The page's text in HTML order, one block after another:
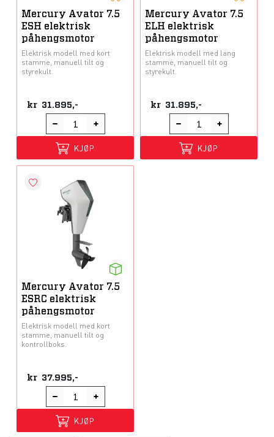
Mercury Avator 7.5
ESH elektrisk
påhengsmotor
Elektrisk modell med kort
stamme, manuell tilt og
styrekult.
kr 31.895,-
KJØP
Mercury Avator 7.5
ELH elektrisk
påhengsmotor
Elektrisk modell med lang
stamme, manuell tilt og
styrekult.
kr 31.895,-
KJØP
Mercury Avator 7.5
ESRC elektrisk
påhengsmotor
Elektrisk modell med kort
stamme, manuell tilt og
kontrollboks.
kr 37.995,-
KJØP